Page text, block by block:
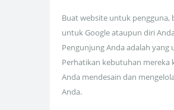
Buat website untuk pengguna,
untuk Google ataupun diri
Pengunjung Anda adalah yang
Perhatikan kebutuhan mereka
Anda mendesain dan
Anda.